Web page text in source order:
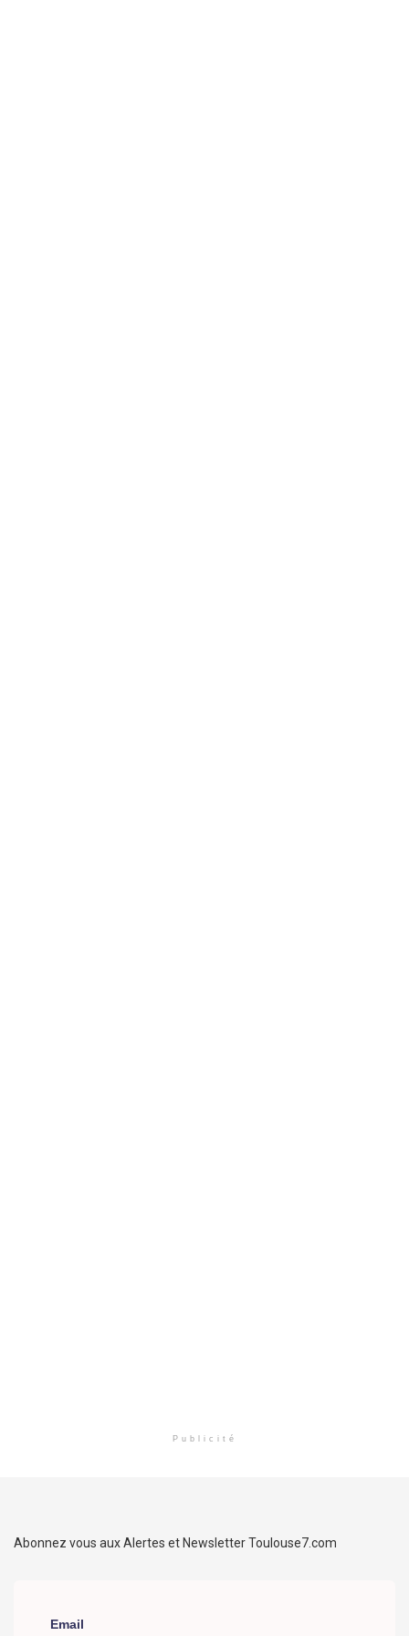
Publicité
Abonnez vous aux Alertes et Newsletter Toulouse7.com
Email